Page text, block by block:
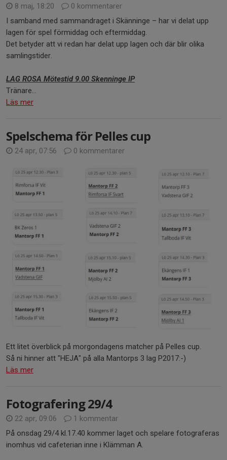
8 maj, 18:20
0 kommentarer
I samband med sammandraget i Skänninge – har vi delat upp
lagen för spel förmiddag och eftermiddag.
Det betyder att vi redan har delat upp lagen och där blir olika
samlingstider.
LAG ROSA Mötestid 9.00 Skenninge IP
Tränare...
Läs mer
Spelschema för Pelles cup
24 apr, 07:56 0 kommentarer
Ett litet överblick på morgondagens matcher på Pelles cup.
Så ni hinner att "HEJA" på alla Mantorps 3 lag P2017:-)
Läs mer
Fotografering 29/4
22 apr, 09:06
1 kommentar
På onsdag 29/4 kl.17.40 kommer laget och spelare fotograferas
inomhus vid cafeterian inne i Klämman A.